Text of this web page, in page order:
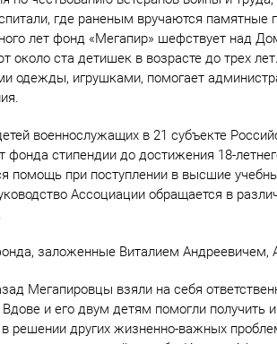
где раненым вручаются
лет фонд «Мегапир» шефствует над
около ста детишек в возрасте до трех
одежды, игрушками, помогает
военнослужащих в 21 субъекте
фонда стипендии до достижения 18-
помощь при поступлении в высшие
Ассоциации обращается в
заложенные Виталием Андреевичем,
Мегапировцы взяли на себя
Вдове и его двум детям помогли
решении других жизненно-важных